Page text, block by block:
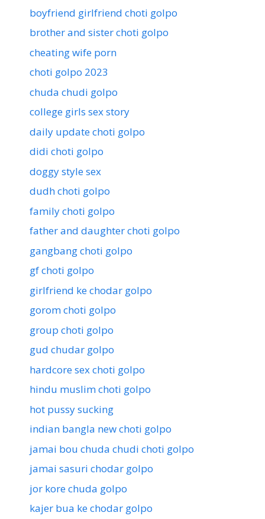
boyfriend girlfriend choti golpo
brother and sister choti golpo
cheating wife porn
choti golpo 2023
chuda chudi golpo
college girls sex story
daily update choti golpo
didi choti golpo
doggy style sex
dudh choti golpo
family choti golpo
father and daughter choti golpo
gangbang choti golpo
gf choti golpo
girlfriend ke chodar golpo
gorom choti golpo
group choti golpo
gud chudar golpo
hardcore sex choti golpo
hindu muslim choti golpo
hot pussy sucking
indian bangla new choti golpo
jamai bou chuda chudi choti golpo
jamai sasuri chodar golpo
jor kore chuda golpo
kajer bua ke chodar golpo